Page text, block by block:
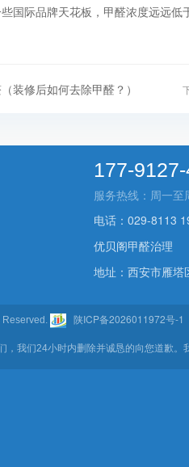
国际品牌天花板，甲醛浓度远远低
装修后如何去除甲醛？）
177-
服务热线：周一
电话：029-8113
优贝阁甲醛治理
地址：西安市雁塔
Reserved. 陕ICP备2026011972号-1
我们24小时内删除并诚恳的向您道歉